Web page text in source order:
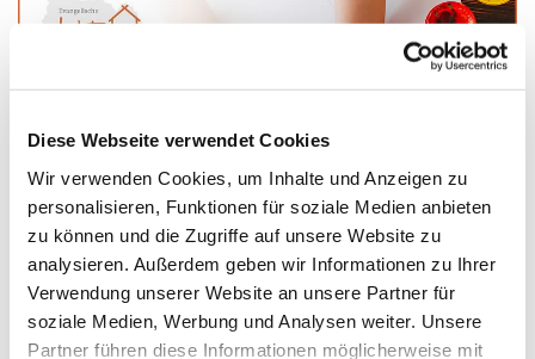
Diese Webseite verwendet Cookies
Wir verwenden Cookies, um Inhalte und Anzeigen zu
personalisieren, Funktionen für soziale Medien anbieten
zu können und die Zugriffe auf unsere Website zu
analysieren. Außerdem geben wir Informationen zu Ihrer
Verwendung unserer Website an unsere Partner für
soziale Medien, Werbung und Analysen weiter. Unsere
Partner führen diese Informationen möglicherweise mit
Weitere Jobs: